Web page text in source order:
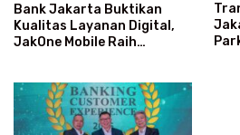
Bank Jakarta Buktikan
Kualitas Layanan Digital,
JakOne Mobile Raih